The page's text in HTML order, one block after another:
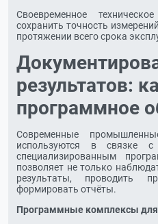
Своевременное
сохранить точность
протяжении всего срока
результатов:
программное
Современные
используются в связке
специализированным
позволяет не только
результаты, проводить
формировать отчёты.
Программные комплексы